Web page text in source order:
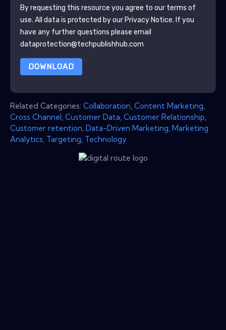
By requesting this resource you agree to our terms of
use. All data is protected by our Privacy Notice. If you
have any further questions please email
dataprotection@techpublishhub.com
DOWNLOAD
Related Categories: Collaboration Content Marketing
Cross Channel Customer Data Customer Relationship
Customer retention Data-Driven Marketing Marketing
Analytics Targeting Technology